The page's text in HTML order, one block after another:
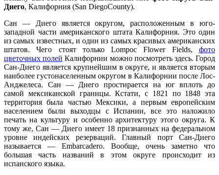
Диего, Калифорния (San DiegoCounty).
Сан — Диего является округом, расположенным в юго-
западной части американского штата Калифорния. Это один
из самых известных, и один из самых красивых американских
штатов. Чего стоят только Lompoc Flower Fields, фото
цветочных полей Калифорнии можно посмотреть здесь. Город
Сан-Диего является крупнейшим в округе, и является вторым
наиболее густонаселенным округом в Калифорнии после Лос-
Анджелеса. Сан — Диего простирается на юг вплоть до
самой мексиканской границы. Кстати, с 1821 по 1848 эта
территория была частью Мексики, а первым европейским
населением были выходцы с Испании, все это наложило
печать на культуру и особенно архитектуру этого округа. К
тому же, Сан — Диего имеет 18 признанных на федеральном
уровне индейских резерваций. Главный порт Сан-Диего
называется — Embarcadero. Вообще, очень заметно что
большая часть названий в этом округе происходит из
испанского языка.